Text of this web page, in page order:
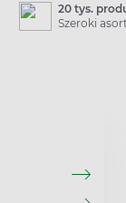
20 tys.
Szeroki